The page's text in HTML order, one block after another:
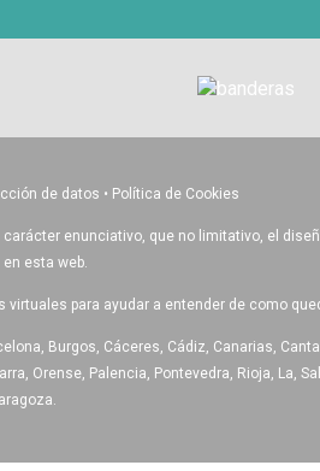
de datos • Política de Cookies
enunciativo, que no limitativo, el
esta web.
para ayudar a entender de como
Burgos, Cáceres, Cádiz, Canarias,
Orense, Palencia, Pontevedra, Rioja, La,